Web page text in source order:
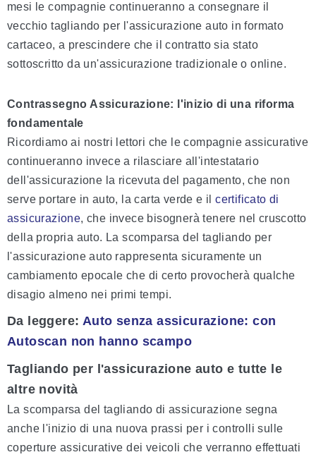
mesi le compagnie continueranno a consegnare il
vecchio tagliando per l'assicurazione auto in formato
cartaceo, a prescindere che il contratto sia stato
sottoscritto da un'assicurazione tradizionale o online.
Contrassegno Assicurazione: l'inizio di una riforma
fondamentale
Ricordiamo ai nostri lettori che le compagnie assicurative
continueranno invece a rilasciare all'intestatario
dell'assicurazione la ricevuta del pagamento, che non
serve portare in auto, la carta verde e ilcertificato di
assicurazione, che invece bisognerà tenere nel cruscotto
della propria auto. La scomparsa del tagliando per
l'assicurazione auto rappresenta sicuramente un
cambiamento epocale che di certo provocherà qualche
disagio almeno nei primi tempi.
Da leggere: Auto senza assicurazione: con
Autoscan non hanno scampo
Tagliando per l'assicurazione auto e tutte le
altre novità
La scomparsa del tagliando di assicurazione segna
anche l'inizio di una nuova prassi per i controlli sulle
coperture assicurative dei veicoli che verranno effettuati